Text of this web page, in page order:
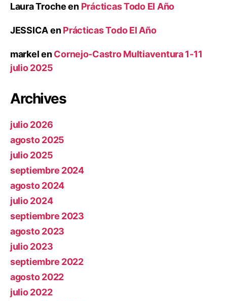
Laura Trocheen Prácticas Todo El Año
JESSICAenPrácticas Todo El Año
markelenCornejo-Castro Multiaventura 1-11
julio 2025
Archives
julio 2026
agosto 2025
julio 2025
septiembre 2024
agosto 2024
julio 2024
septiembre 2023
agosto 2023
julio 2023
septiembre 2022
agosto 2022
julio 2022